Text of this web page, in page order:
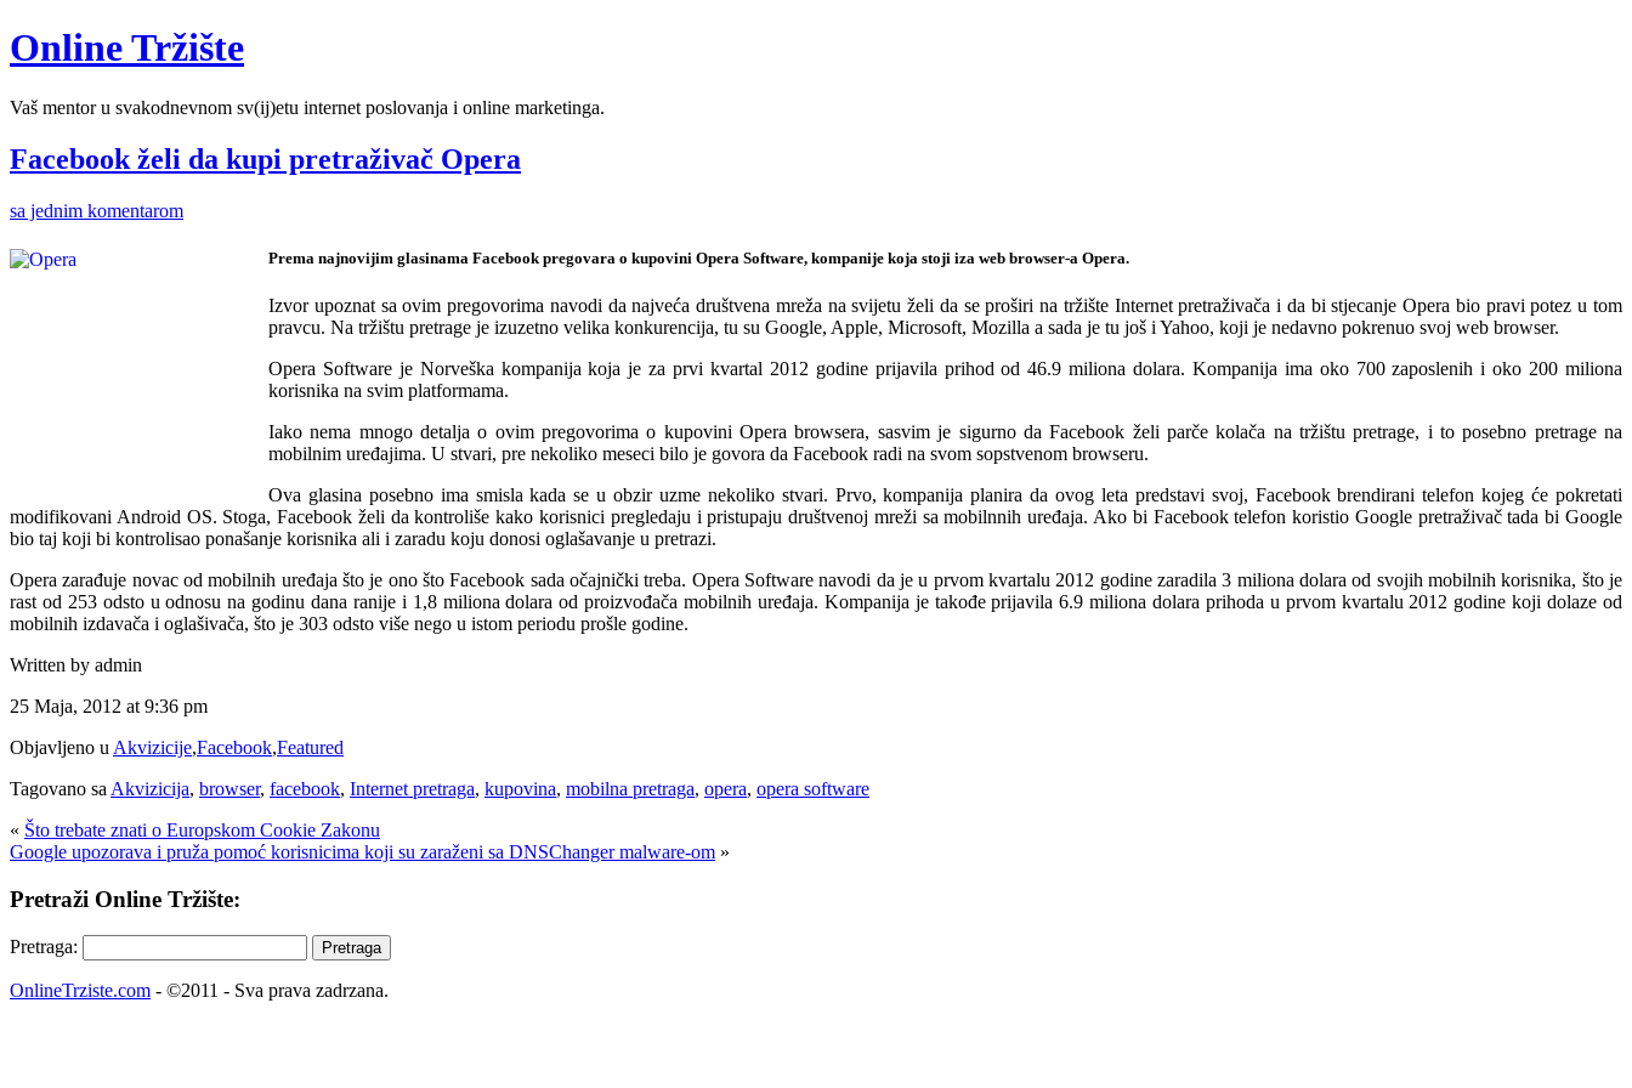
Online Tržište
Vaš mentor u svakodnevnom sv(ij)etu internet poslovanja i online marketinga.
Facebook želi da kupi pretraživač Opera
sa jednim komentarom
Prema najnovijim glasinama Facebook pregovara o kupovini Opera Software, kompanije koja stoji iza web browser-a Opera.
Izvor upoznat sa ovim pregovorima navodi da najveća društvena mreža na svijetu želi da se proširi na tržište Internet pretraživača i da bi stjecanje Opera bio pravi potez u tom
pravcu. Na tržištu pretrage je izuzetno velika konkurencija, tu su Google, Apple, Microsoft, Mozilla a sada je tu još i Yahoo, koji je nedavno pokrenuo svoj web browser.
Opera Software je Norveška kompanija koja je za prvi kvartal 2012 godine prijavila prihod od 46.9 miliona dolara. Kompanija ima oko 700 zaposlenih i oko 200 miliona
korisnika na svim platformama.
Iako nema mnogo detalja o ovim pregovorima o kupovini Opera browsera, sasvim je sigurno da Facebook želi parče kolača na tržištu pretrage, i to posebno pretrage na
mobilnim uređajima. U stvari, pre nekoliko meseci bilo je govora da Facebook radi na svom sopstvenom browseru.
Ova glasina posebno ima smisla kada se u obzir uzme nekoliko stvari. Prvo, kompanija planira da ovog leta predstavi svoj, Facebook brendirani telefon kojeg će pokretati
modifikovani Android OS. Stoga, Facebook želi da kontroliše kako korisnici pregledaju i pristupaju društvenoj mreži sa mobilnnih uređaja. Ako bi Facebook telefon koristio Google pretraživač tada bi Google
bio taj koji bi kontrolisao ponašanje korisnika ali i zaradu koju donosi oglašavanje u pretrazi.
Opera zarađuje novac od mobilnih uređaja što je ono što Facebook sada očajnički treba. Opera Software navodi da je u prvom kvartalu 2012 godine zaradila 3 miliona dolara od svojih mobilnih korisnika, što je
rast od 253 odsto u odnosu na godinu dana ranije i 1,8 miliona dolara od proizvođača mobilnih uređaja. Kompanija je takođe prijavila 6.9 miliona dolara prihoda u prvom kvartalu 2012 godine koji dolaze od
mobilnih izdavača i oglašivača, što je 303 odsto više nego u istom periodu prošle godine.
Written by admin
25 Maja, 2012 at 9:36 pm
Objavljeno u Akvizicije,Facebook,Featured
Tagovano sa Akvizicija, browser, facebook, Internet pretraga, kupovina, mobilna pretraga, opera, opera software
« Što trebate znati o Europskom Cookie Zakonu
Google upozorava i pruža pomoć korisnicima koji su zaraženi sa DNSChanger malware-om »
Pretraži Online Tržište:
Pretraga:
OnlineTrziste.com - ©2011 - Sva prava zadrzana.